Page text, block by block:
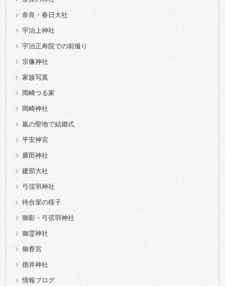
奈良・春日大社
宇治上神社
宇治正寿院での前撮り
宗像神社
家族写真
岡崎つる家
岡崎神社
嵐の聖地で結婚式
平安神宮
廣田神社
建部大社
弓弦羽神社
待合室の様子
御影・弓弦羽神社
御霊神社
御香宮
徳井神社
情報ブログ